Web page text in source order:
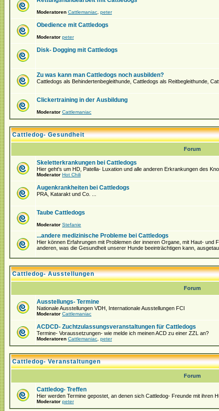
Moderatoren Cattlemaniac peter
Obedience mit Cattledogs
Moderator peter
Disk- Dogging mit Cattledogs
Zu was kann man Cattledogs noch ausbilden?
Cattledogs als Behindertenbegleithunde, Cattledogs als Reitbegleithunde,
Clickertraining in der Ausbildung
Moderator Cattlemaniac
Cattledog- Gesundheit
Forum
Skeletterkrankungen bei Cattledogs
Hier geht's um HD, Patella- Luxation und alle anderen Erkrankungen des
Moderator Hot Chili
Augenkrankheiten bei Cattledogs
PRA, Katarakt und Co. ...
Taube Cattledogs
Moderator Stefanie
...andere medizinische Probleme bei Cattledogs
Hier können Erfahrungen mit Problemen der inneren Organe, mit Haut- und
anderen, was die Gesundheit unserer Hunde beeinträchtigen kann,
Cattledog- Ausstellungen
Forum
Ausstellungs- Termine
Nationale Ausstellungen VDH, Internationale Ausstellungen FCI
Moderator Cattlemaniac
ACDCD- Zuchtzulassungsveranstaltungen für Cattledogs
Termine- Voraussetzungen- wie melde ich meinen ACD zu einer ZZL an?
Moderatoren Cattlemaniac peter
Cattledog- Veranstaltungen
Forum
Cattledog- Treffen
Hier werden Termine gepostet, an denen sich Cattledog- Freunde mit ihren
Moderator peter